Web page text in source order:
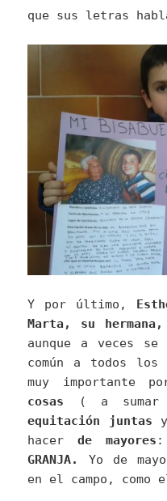
que sus letras
Y por último,
Marta, su hermana,
aunque a veces
común a todos los
muy importante
cosas ( a
equitación juntas
hacerde mayores
GRANJA.
Yo de
en el campo, como